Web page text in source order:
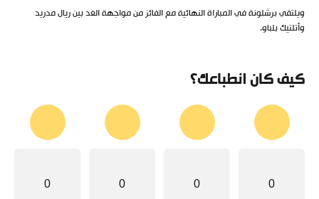
ويلتقي برشلونة في المباراة النهائية مع الفائز من مواجهة الغد بين ريال مدريد
وأتلتيك بلباو.
كيف كان انطباعك؟
0
0
0
0